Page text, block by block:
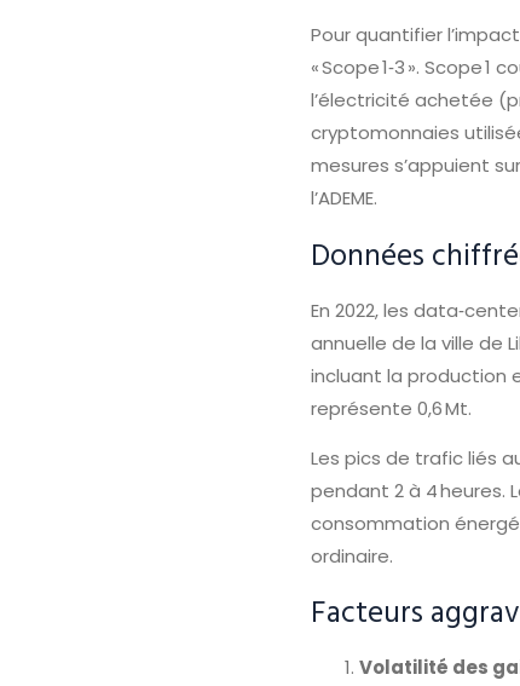
Pour quantifier
« Scope 1‑3 ». Scope
l’électricité achetée
cryptomonnaies
mesures s’appuient
l’ADEME.
Données
En 2022, les
annuelle de la ville de
incluant la production
représente 0,6 Mt.
Les pics de trafic liés
pendant 2 à 4 heures.
consommation
ordinaire.
Facteurs
Volatilité des